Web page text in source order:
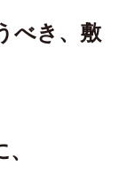
べき、敷